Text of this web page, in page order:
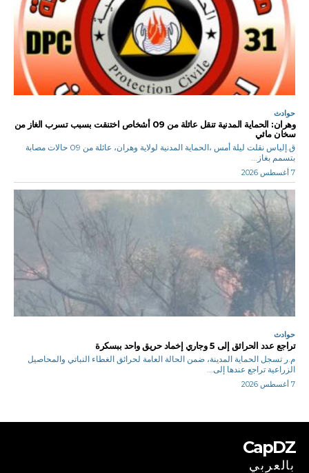
حوادث
وهران: الحماية المدنية تنقل عائلة من 09 أشخاص اختنقت بسبب تسرب الغاز من
سخان مائي
ق.إلياس نقلت ليلة أمس ،الحماية المدنية لولاية وهران، عائلة من 09 حالات مصابة
بتسمم بغاز...
7 أغسطس 2026
حوادث
تراجع عدد الحرائق إلى 5 وجاري إخماد حريق واحد ببسكرة
م.ر تسجل الحماية المدينة، ضمن الحالة العامة لحرائق الغطاء النباتي والمحاصيل
الزراعية تراجع عندها إلى...
7 أغسطس 2026
CapDZ
بالعربي